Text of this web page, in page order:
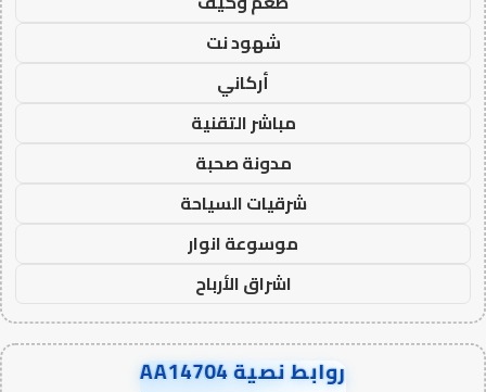
شهود نت
أركاني
مباشر التقنية
مدونة صحبة
شرقيات السياحة
موسوعة انوار
اشراق الأرباح
روابط نصية AA14704